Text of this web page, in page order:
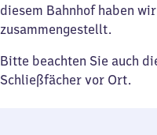
diesem Bahnhof haben
zusammengestellt.
Bitte beachten Sie auch
Schließfächer vor Ort.